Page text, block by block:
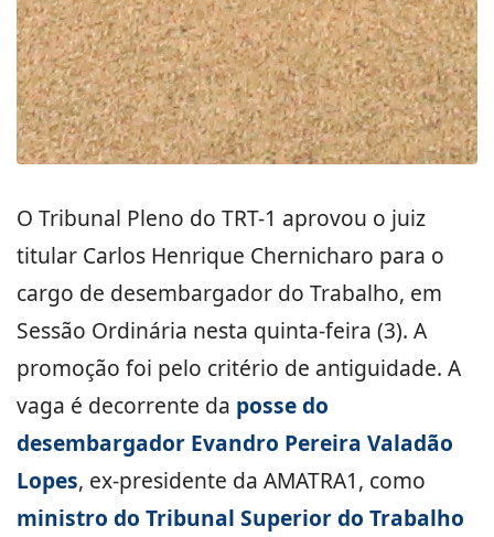
O Tribunal Pleno do TRT-1 aprovou o juiz
titular Carlos Henrique Chernicharo para o
cargo de desembargador do Trabalho, em
Sessão Ordinária nesta quinta-feira (3). A
promoção foi pelo critério de antiguidade. A
vaga é decorrente da posse do
desembargador Evandro Pereira Valadão
Lopes, ex-presidente da AMATRA1, como
ministro do Tribunal Superior do Trabalho